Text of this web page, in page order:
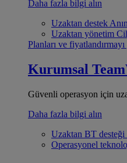
Daha fazla bilgi alın
Uzaktan destek
Uzaktan yönetim
Planları ve
Kurumsal
Güvenli operasyon için
Daha fazla bilgi alın
Uzaktan BT desteği
Operasyonel